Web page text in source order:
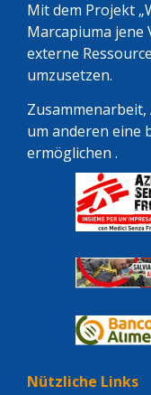
Mit dem Projekt
Marcapiuma jene
externe
umzusetzen.
um anderen eine
ermöglichen .
Nützliche Links